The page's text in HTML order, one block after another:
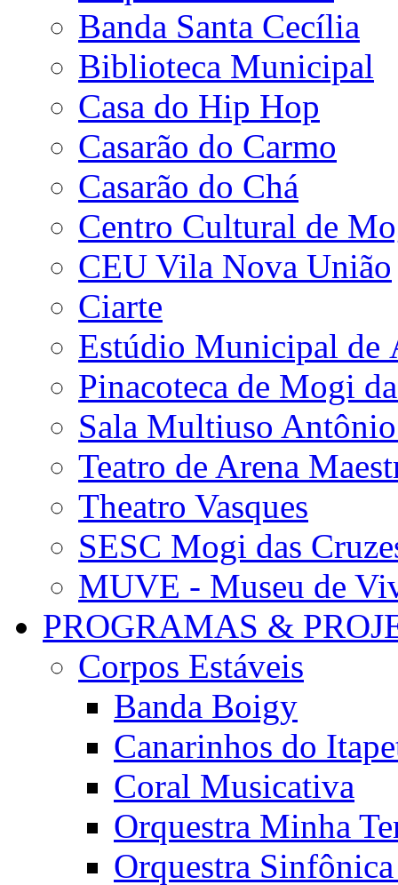
Banda Santa Cecília
Biblioteca Municipal
Casa do Hip Hop
Casarão do Carmo
Casarão do Chá
Centro Cultural de
CEU Vila Nova União
Ciarte
Estúdio Municipal de
Pinacoteca de Mogi
Sala Multiuso
Teatro de Arena
Theatro Vasques
SESC Mogi das
MUVE - Museu de
PROGRAMAS &
Corpos Estáveis
Banda Boigy
Canarinhos do
Coral Musicativa
Orquestra Minha
Orquestra